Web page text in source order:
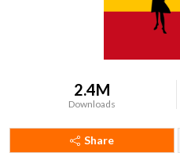
2.4M
Downloads
Share